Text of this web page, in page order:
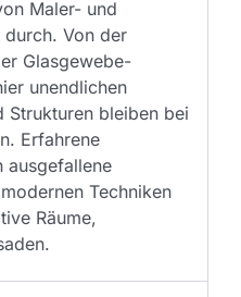
Maler- und
Von der
Glasgewebe-
unendlichen
Strukturen bleiben bei
Erfahrene
ausgefallene
Techniken
Räume,